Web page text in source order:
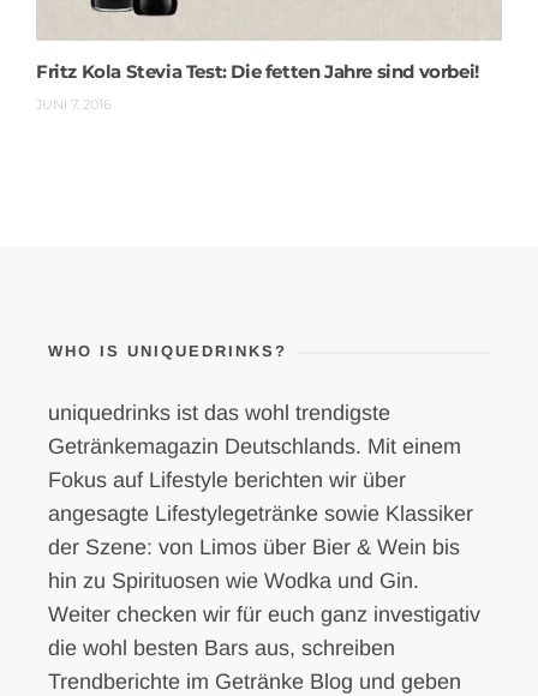
Fritz Kola Stevia Test: Die fetten Jahre sind vorbei!
JUNI 7, 2016
WHO IS UNIQUEDRINKS?
uniquedrinks ist das wohl trendigste
Getränkemagazin Deutschlands. Mit einem
Fokus auf Lifestyle berichten wir über
angesagte Lifestylegetränke sowie Klassiker
der Szene: von Limos über Bier & Wein bis
hin zu Spirituosen wie Wodka und Gin.
Weiter checken wir für euch ganz investigativ
die wohl besten Bars aus, schreiben
Trendberichte im Getränke Blog und geben